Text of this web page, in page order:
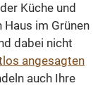
Küche und
im Grünen
dabei nicht
angesagten
auch Ihre